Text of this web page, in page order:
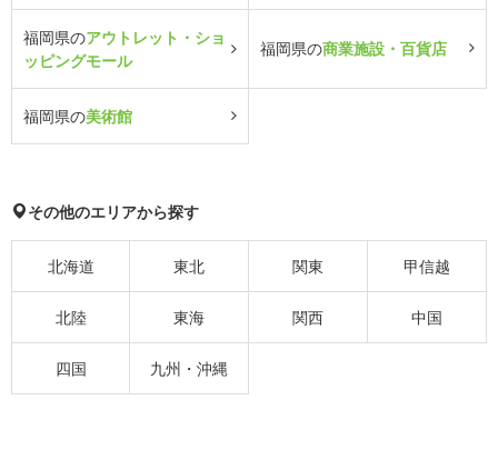
福岡県のアウトレット・ショ
ッピングモール
福岡県の商業施設・百貨店
福岡県の美術館
その他のエリアから探す
北海道 東北 関東 甲信越
北陸 東海 関西 中国
四国 九州・沖縄